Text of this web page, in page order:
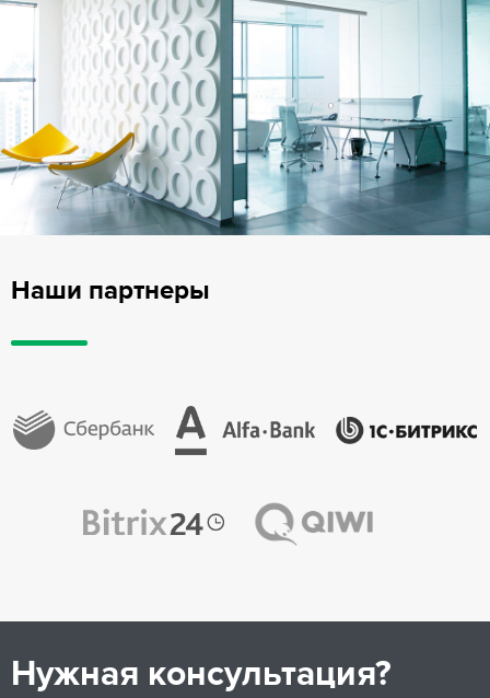
Наши партнеры
Нужная консультация?